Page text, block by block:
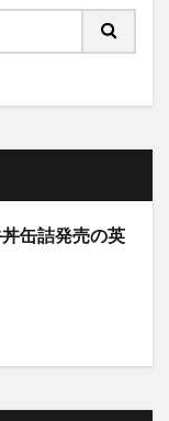
缶詰発売の英